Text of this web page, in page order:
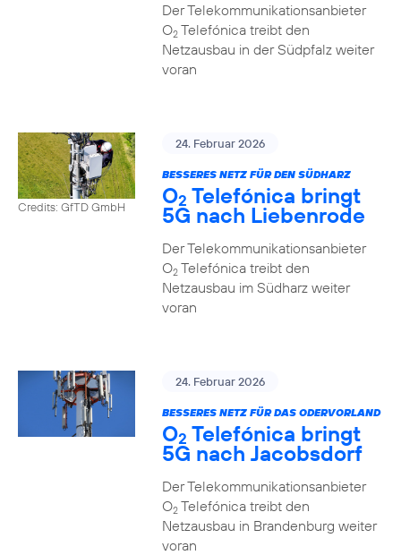
Der Telekommunikationsanbieter
O2Telefónica treibt den
Netzausbau in der Südpfalz weiter
voran
Credits: GfTD GmbH
24. Februar 2026
BESSERES NETZ FÜR DEN SÜDHARZ
O2 Telefónica bringt
5G nach Liebenrode
Der Telekommunikationsanbieter
O2Telefónica treibt den
Netzausbau im Südharz weiter
voran
24. Februar 2026
BESSERES NETZ FÜR DAS ODERVORLAND
O2 Telefónica bringt
5G nach Jacobsdorf
Der Telekommunikationsanbieter
O2Telefónica treibt den
Netzausbau in Brandenburg weiter
voran